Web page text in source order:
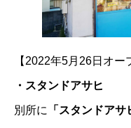
【2022年5月26日オー
・スタンドアサヒ
別所に 「スタンドア